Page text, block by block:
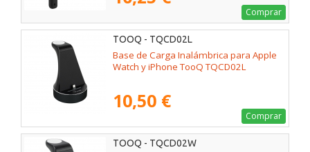
Comprar
TOOQ - TQCD02L
Base de Carga Inalámbrica para Apple
Watch y iPhone TooQ TQCD02L
10,50 €
Comprar
TOOQ - TQCD02W